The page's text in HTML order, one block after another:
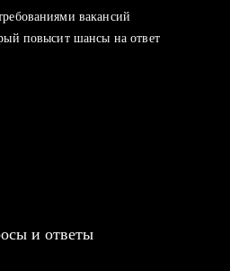
вакансий
повысит шансы на ответ
и ответы